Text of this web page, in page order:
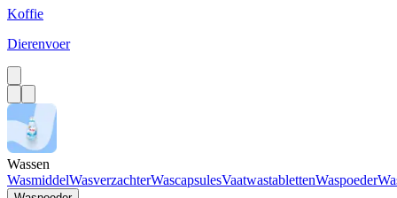
Koffie
Dierenvoer
Wassen
WasmiddelWasverzachterWascapsulesVaatwastablettenWaspoeder